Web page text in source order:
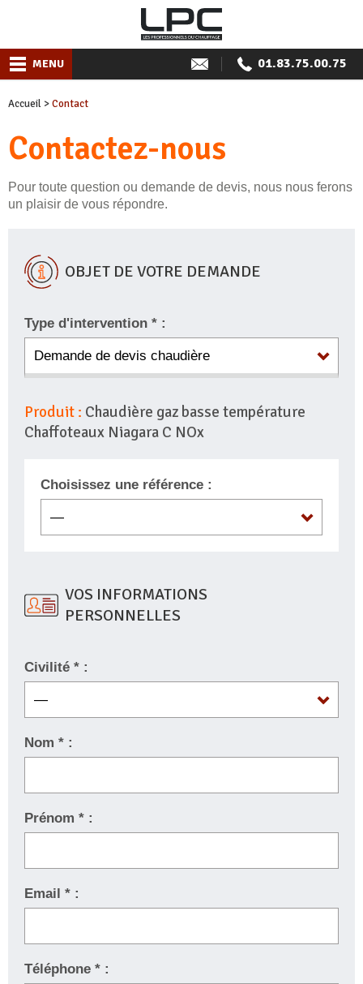
MENU 01.83.75.00.75
Accueil >Contact
Contactez-nous
Pour toute question ou demande de devis, nous nous ferons
un plaisir de vous répondre.
OBJET DE VOTRE DEMANDE
Type d'intervention * :
Produit : Chaudière gaz basse température
Chaffoteaux Niagara C NOx
Choisissez une référence :
VOS INFORMATIONS
PERSONNELLES
Civilité * :
Nom * :
Prénom * :
Email * :
Téléphone * :